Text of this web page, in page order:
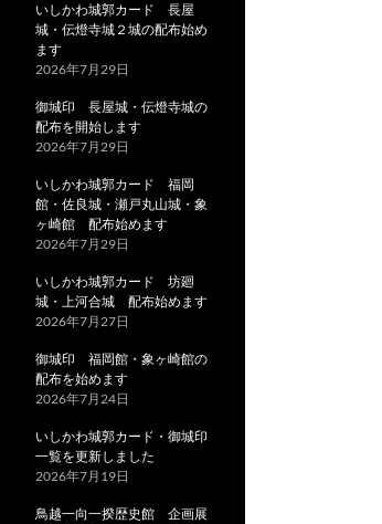
いしかわ城郭カード 長屋
城・伝燈寺城２城の配布始め
ます
2026年7月29日
御城印 長屋城・伝燈寺城の
配布を開始します
2026年7月29日
いしかわ城郭カード 福岡
館・佐良城・瀬戸丸山城・象
ヶ崎館 配布始めます
2026年7月29日
いしかわ城郭カード 坊廻
城・上河合城 配布始めます
2026年7月27日
御城印 福岡館・象ヶ崎館の
配布を始めます
2026年7月24日
いしかわ城郭カード・御城印
一覧を更新しました
2026年7月19日
鳥越一向一揆歴史館 企画展